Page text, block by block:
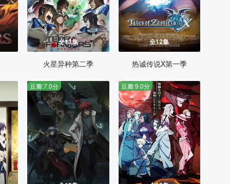
全13集
火星异种第二季
全12集
热诚传说X第一季
豆瓣:7.0分 豆瓣:9.0分